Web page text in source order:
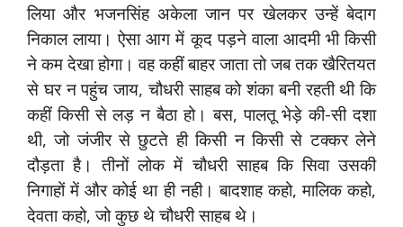
लिया और भजनसिंह अकेला जान पर खेलकर उन्हें बेदाग
निकाल लाया। ऐसा आग में कूद पड़ने वाला आदमी भी किसी
ने कम देखा होगा। वह कहीं बाहर जाता तो जब तक खैरितयत
से घर न पहुंच जाय, चौधरी साहब को शंका बनी रहती थी कि
कहीं किसी से लड़ न बैठा हो। बस, पालतू भेड़े की-सी दशा
थी, जो जंजीर से छुटते ही किसी न किसी से टक्कर लेने
दौड़ता है। तीनों लोक में चौधरी साहब कि सिवा उसकी
निगाहों में और कोई था ही नही। बादशाह कहो, मालिक कहो,
देवता कहो, जो कुछ थे चौधरी साहब थे।